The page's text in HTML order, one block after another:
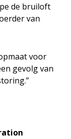
de bruiloft
van
voor
gevolg van